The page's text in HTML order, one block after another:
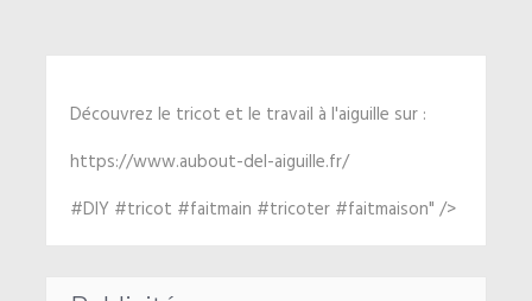
Découvrez le tricot et le travail à l'aiguille sur :
https://www.aubout-del-aiguille.fr/
#DIY #tricot #faitmain #tricoter #faitmaison" />